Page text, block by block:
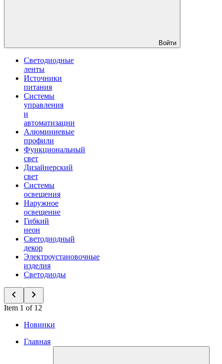
Войти
Светодиодные
ленты
Источники
питания
Системы
управления
и
автоматизации
Алюминиевые
профили
Функциональный
свет
Дизайнерский
свет
Системы
освещения
Наружное
освещение
Гибкий
неон
Светодиодный
декор
Электроустановочные
изделия
Светодиоды
Item 1 of 12
Новинки
Главная